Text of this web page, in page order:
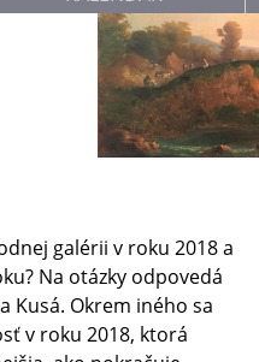
galérii v roku 2018 a
Na otázky odpovedá
Kusá. Okrem iného sa
v roku 2018, ktorá